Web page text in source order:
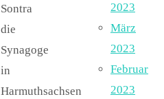
Sontra
die
Synagoge
in
Harmuthsachsen
2023
März
2023
Februar
2023